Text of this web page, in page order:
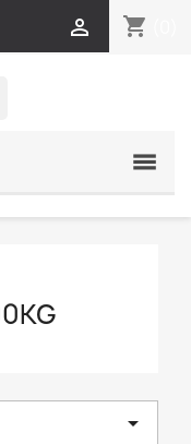
shopping_cart

